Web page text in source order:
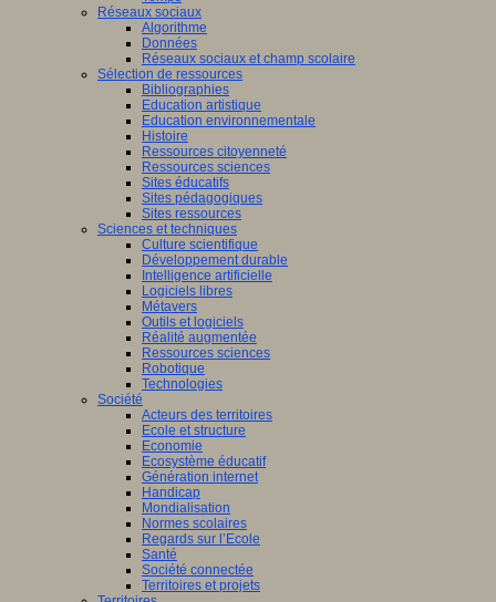
Réseaux sociaux
Algorithme
Données
Réseaux sociaux et champ scolaire
Sélection de ressources
Bibliographies
Education artistique
Education environnementale
Histoire
Ressources citoyenneté
Ressources sciences
Sites éducatifs
Sites pédagogiques
Sites ressources
Sciences et techniques
Culture scientifique
Développement durable
Intelligence artificielle
Logiciels libres
Métavers
Outils et logiciels
Réalité augmentée
Ressources sciences
Robotique
Technologies
Société
Acteurs des territoires
Ecole et structure
Economie
Ecosystème éducatif
Génération internet
Handicap
Mondialisation
Normes scolaires
Regards sur l’Ecole
Santé
Société connectée
Territoires et projets